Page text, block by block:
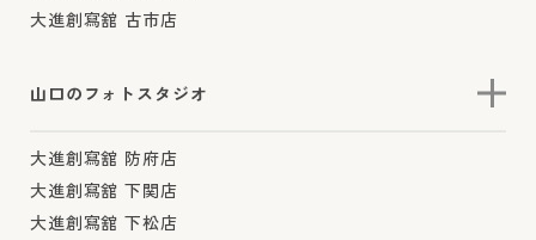
大進創寫舘 古市店
山口のフォトスタジオ
大進創寫舘 防府店
大進創寫舘 下関店
大進創寫舘 下松店